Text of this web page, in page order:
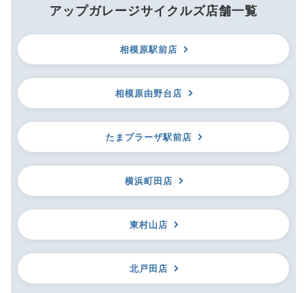
アップガレージサイクルズ店舗一覧
相模原駅前店
相模原由野台店
たまプラーザ駅前店
横浜町田店
東村山店
北戸田店